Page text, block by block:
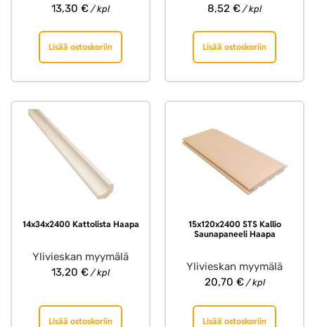
13,30 € / kpl
Lisää ostoskoriin
8,52 € / kpl
Lisää ostoskoriin
14x34x2400 Kattolista Haapa
Ylivieskan myymälä
13,20 € / kpl
Lisää ostoskoriin
15x120x2400 STS Kallio
Saunapaneeli Haapa
Ylivieskan myymälä
20,70 €/ kpl
Lisää ostoskoriin